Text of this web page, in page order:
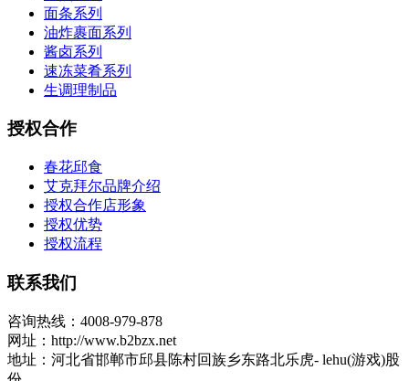
面条系列
油炸裹面系列
酱卤系列
速冻菜肴系列
生调理制品
授权合作
春花邱食
艾克拜尔品牌介绍
授权合作店形象
授权优势
授权流程
联系我们
咨询热线：4008-979-878
网址：http://www.b2bzx.net
地址：河北省邯郸市邱县陈村回族乡东路北乐虎- lehu(游戏)股